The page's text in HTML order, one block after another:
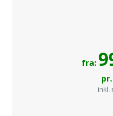
fra:
inkl.